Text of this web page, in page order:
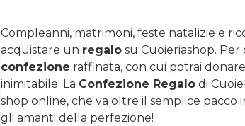
Compleanni, matrimoni, feste natalizie e
acquistare un regalo su Cuoieriashop. Per
confezione raffinata, con cui potrai
inimitabile. La Confezione Regalo di
shop online, che va oltre il semplice pacco
gli amanti della perfezione!